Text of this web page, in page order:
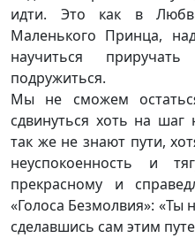
идти. Это как в
Маленького Принца,
научиться
подружиться.
Мы не сможем
сдвинуться хоть на шаг
так же не знают пути,
неуспокоенность и
прекрасному и
«Голоса Безмолвия»:
сделавшись сам этим